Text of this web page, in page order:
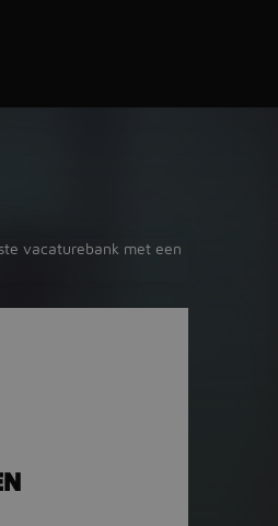
vacaturebank met een